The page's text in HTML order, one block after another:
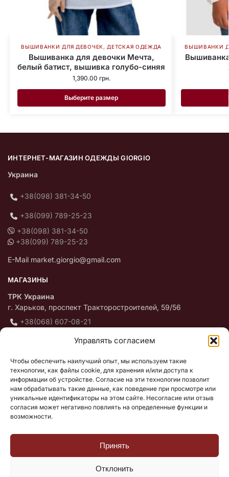
Управлять согласием
Чтобы обеспечить наилучший опыт, мы используем такие
технологии, как файлы cookie, для хранения и/или доступа к
информации об устройстве. Согласие на эти технологии позволит
нам обрабатывать такие данные, как поведение при просмотре или
уникальные идентификаторы на этом сайте. Несогласие или отзыв
согласия может негативно повлиять на определенные функции и
возможности.
Принять
Отклонить
ВЫШИВАНКИ ДЛЯ ДЕВОЧЕК , ДЕТСКАЯ ОДЕЖДА
Вышиванка для девочки Мечта,
белый батист, вышивка голубо-синяя
1,390.00 грн.
Выберите размер
ВЫШИВАНКИ
ИНТЕРНЕТ-МАГАЗИН ОДЕЖДЫ GIORGIO
Украина
+38(098) 381-34-50
+38(099) 789-25-23
+38(098) 381-34-50
+38(099) 789-25-23
E-Mail market.giorgio@gmail.com
МАГАЗИНЫ
ТРК Украина
г. Харьков, проспект Тракторостроителей, 59/56
+38(068) 607-08-21
Пн — НД с 10:00 до 18:00
г. Киев, Оболонский проспект 47 / 42
+38(098)636-37-75
Пн — ВС с 10:00 до 20:00
ПОКУПАТЕЛЮ
О нас
Доставка, оплата, гарантия
Публичный договор (оферта)